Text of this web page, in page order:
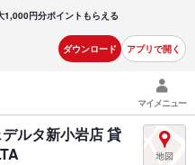
1,000円分ポイントもらえる
ダウンロード アプリで開く
マイメニュー
ルタ新小岩店 貸